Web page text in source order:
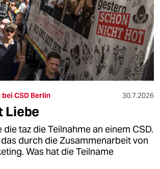
CSD Berlin 30.7.2026
Liebe
taz die Teilnahme an einem CSD.
durch die Zusammenarbeit von
Was hat die Teilname